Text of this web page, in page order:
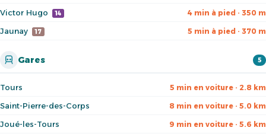
Victor Hugo 14 4 min à pied · 350 m
Jaunay 17 5 min à pied · 370 m
Gares 5
Tours 5 min en voiture · 2.8 km
Saint-Pierre-des-Corps 8 min en voiture · 5.0 km
Joué-les-Tours 9 min en voiture · 5.6 km